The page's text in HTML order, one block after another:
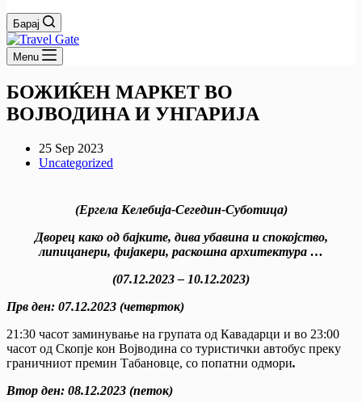
Барај
Menu
БОЖИЌЕН МАРКЕТ ВО
ВОЈВОДИНА И УНГАРИЈА
25 Sep 2023
Uncategorized
(Ергела Келебија-Сегедин-Суботица)
Дворец како од бајките, дива убавина и спокојство,
липицанери, фијакери, раскошна архитектура …
(07.12.2023 – 10.12.2023)
Прв ден: 07.12.2023 (четврток)
21:30 часот заминување на групата од Кавадарци и во 23:00
часот од Скопје кон Војводина со туристички автобус преку
граничниот премин Табановце, со попатни одмори.
Втор ден: 08.12.2023 (петок)